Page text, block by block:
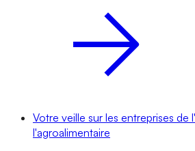
Votre veille sur les entreprises de
l'agroalimentaire